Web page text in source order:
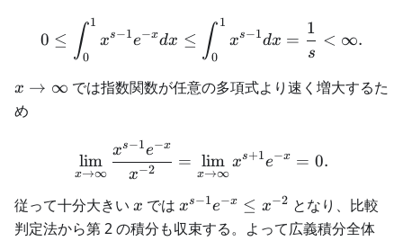
0\leq\int_0^1x^{s-
0 ≤ ∫0
1
xs−1e−xdx ≤ ∫0
1
xs−1dx =
s
1
< ∞.
x\to\infty
x → ∞ では指数関数が任意の多項式より速く増大するた
め
x→∞
lim
x−2
xs−1e−x
=
x→∞
lim xs+1e−x = 0.
従って十分大きい x
x では x^{s-
1}e^{-
xs−1e−x ≤ x−2 となり、比較
判定法から第 2 の積分も収束する。よって広義積分全体